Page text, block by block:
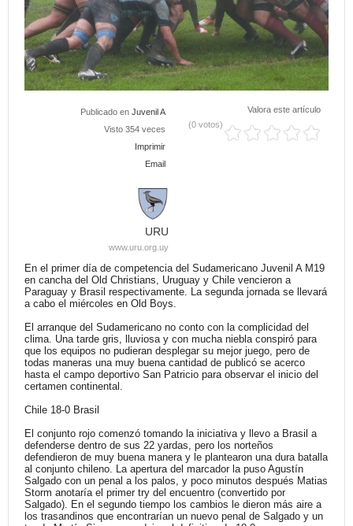
Publicado en Juvenil A
Visto 354 veces
Imprimir
Email
Valora este artículo
(0 votos)
URU
www.uru.org.uy
En el primer día de competencia del Sudamericano Juvenil A M19
en cancha del Old Christians, Uruguay y Chile vencieron a
Paraguay y Brasil respectivamente. La segunda jornada se llevará
a cabo el miércoles en Old Boys.
El arranque del Sudamericano no conto con la complicidad del
clima. Una tarde gris, lluviosa y con mucha niebla conspiró para
que los equipos no pudieran desplegar su mejor juego, pero de
todas maneras una muy buena cantidad de publicó se acerco
hasta el campo deportivo San Patricio para observar el inicio del
certamen continental.
Chile 18-0 Brasil
El conjunto rojo comenzó tomando la iniciativa y llevo a Brasil a
defenderse dentro de sus 22 yardas, pero los norteños
defendieron de muy buena manera y le plantearon una dura batalla
al conjunto chileno. La apertura del marcador la puso Agustín
Salgado con un penal a los palos, y poco minutos después Matias
Storm anotaría el primer try del encuentro (convertido por
Salgado). En el segundo tiempo los cambios le dieron más aire a
los trasandinos que encontrarían un nuevo penal de Salgado y un